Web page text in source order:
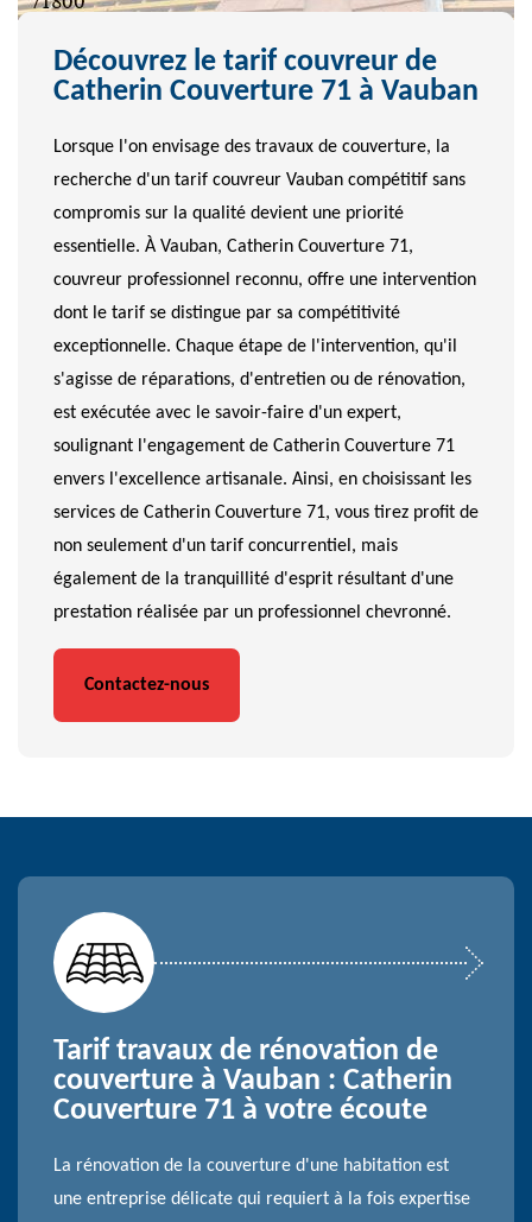
Découvrez le tarif couvreur de
Catherin Couverture 71 à Vauban
Lorsque l'on envisage des travaux de couverture, la
recherche d'un tarif couvreur Vauban compétitif sans
compromis sur la qualité devient une priorité
essentielle. À Vauban, Catherin Couverture 71,
couvreur professionnel reconnu, offre une intervention
dont le tarif se distingue par sa compétitivité
exceptionnelle. Chaque étape de l'intervention, qu'il
s'agisse de réparations, d'entretien ou de rénovation,
est exécutée avec le savoir-faire d'un expert,
soulignant l'engagement de Catherin Couverture 71
envers l'excellence artisanale. Ainsi, en choisissant les
services de Catherin Couverture 71, vous tirez profit de
non seulement d'un tarif concurrentiel, mais
également de la tranquillité d'esprit résultant d'une
prestation réalisée par un professionnel chevronné.
Contactez-nous
Tarif travaux de rénovation de
couverture à Vauban : Catherin
Couverture 71 à votre écoute
La rénovation de la couverture d'une habitation est
une entreprise délicate qui requiert à la fois expertise